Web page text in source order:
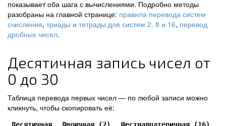
показывает оба шага с вычислениями. Подробно методы
разобраны на главной странице: правила перевода систем
счисления, триады и тетрады для систем 2, 8 и 16, перевод
дробных чисел.
Десятичная запись чисел от
0 до 30
Таблица перевода первых чисел — по любой записи можно
кликнуть, чтобы скопировать её: